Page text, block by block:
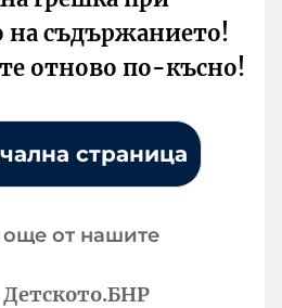
на съдържанието!
отново по-късно!
страница
от нашите
Детското.БНР